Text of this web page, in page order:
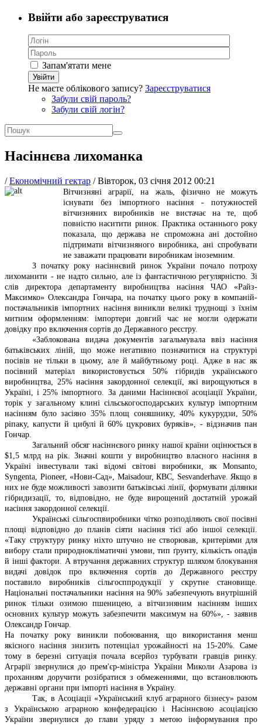
Ввійти або зареєструватися
Запам'ятати мене
Увійти
Не маєте облікового запису? Зареєструватися
Забули свій пароль?
Забули свій логін?
Насіннєва лихоманка
/ Економічний гектар /Вівторок, 03 січня 2012 00:21
Вітчизняні аграрії, на жаль, фізично не можуть
існувати без імпортного насіння - потужностей
вітчизняних виробників не вистачає на те, щоб
повністю наситити ринок. Практика останнього року
показала, що держава не спроможна ані достойно
підтримати вітчизняного виробника, ані спробувати
не заважати працювати виробникам іноземним.
З початку року насіннєвий ринок України почало потроху
лихоманити - не надто сильно, але із фантастичною регулярністю. Зі
слів директора департаменту виробництва насіння ЧАО «Райз-
Максимко» Олександра Гончара, на початку цього року в компаній-
постачальників імпортних насіння виникли великі труднощі з їхнім
митним оформленням: імпортери довгий час не могли одержати
довідку про включення сортів до Державного реєстру.
«Заблокована видача документів загальмувала ввіз насіння
батьківських ліній, що може негативно позначитися на структурі
посівів не тільки в цьому, але й майбутньому році. Адже в нас як
посівний матеріал використовується 50% гібридів українського
виробництва, 25% насіння закордонної селекції, які вирощуються в
Україні, і 25% імпортного. За даними Насіннєвої асоціації України,
торік у загальному клині сільськогосподарських культур імпортним
насінням було засіяно 35% площ соняшнику, 40% кукурудзи, 50%
ріпаку, капусти й цибулі й 60% цукрових буряків», - відзначив пан
Гончар.
Загальний обсяг насіннєвого ринку нашої країни оцінюється в
$1,5 млрд на рік. Значні кошти у виробництво власного насіння в
Україні інвестували такі відомі світові виробники, як Monsanto,
Syngenta, Pioneer, «Нови-Сад», Maisadour, КВС, Sesvanderhave. Якщо в
них не буде можливості завозити батьківські лінії, формувати ділянки
гібридизації, то, відповідно, не буде вирощений достатній урожай
насіння закордонної селекції.
Українські сільгоспвиробники чітко розподіляють свої посівні
площі відповідно до планів сіяти насіння тієї або іншої селекції.
«Таку структуру ринку ніхто штучно не створював, критеріями для
вибору стали природнокліматичні умови, тип ґрунту, кількість опадів
й інші фактори. А втручання державних структур шляхом блокування
видачі довідок про включення сортів до Державного реєстру
поставило виробників сільгосппродукції у скрутне становище.
Національні постачальники насіння на 90% забезпечують внутрішній
ринок тільки озимою пшеницею, а вітчизняним насінням інших
основних культур можуть забезпечити максимум на 60%», - заявив
Олександр Гончар.
На початку року виникли побоювання, що використання менш
якісного насіння знизить потенціал урожайності на 15-20%. Саме
тому в березні ситуація почала всерйоз турбувати гравців ринку.
Аграрії звернулися до прем'єр-міністра України Миколи Азарова із
проханням доручити розібратися з обмеженнями, що встановлюють
державні органи при імпорті насіння в Україну.
Так, в Асоціації «Український клуб аграрного бізнесу» разом
з Українською аграрною конфедерацією і Насіннєвою асоціацією
України звернулися до глави уряду з метою інформування про